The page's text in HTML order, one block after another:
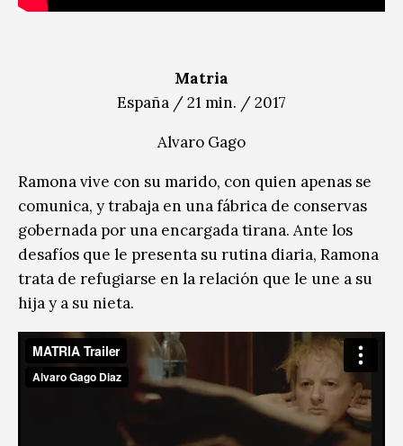
Matria
España / 21 min. / 2017
Alvaro Gago
Ramona vive con su marido, con quien apenas se
comunica, y trabaja en una fábrica de conservas
gobernada por una encargada tirana. Ante los
desafíos que le presenta su rutina diaria, Ramona
trata de refugiarse en la relación que le une a su
hija y a su nieta.